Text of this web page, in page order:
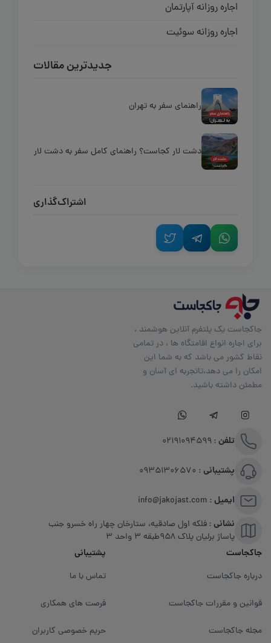
اجاره روزانه آپارتمان
اجاره روزانه سوئیت
جدیدترین مقالات
راهنمای سفر به تهران
دشت لار کجاست؟ راهنمای کامل سفر به دشت لار
اشتراک‌گذاری
جاکجاست یک پلتفرم آنلاین هوشمند ،
برای اجاره انواع اقامتگاه ها ، در تمامی
نقاط کشور می باشد که به شما این
امکان را می دهد،تاتجربه ای آسان و
مطمئن داشته باشید.
تلفن : 02191094599
پشتیبانی :
ایمیل :
نشانی :فلکه اول صادقیه، ستارخان چهار راه خسرو جنب
پاساژ برلیان پلاک ۹۵۸طبقه 3 واحد 3
جاکجاست
درباره جاکجاست
قوانین و مقررات جاکجاست
مجله جاکجاست
پشتیبانی
تماس با ما
فرصت های همکاری
حریم خصوصی کاربران